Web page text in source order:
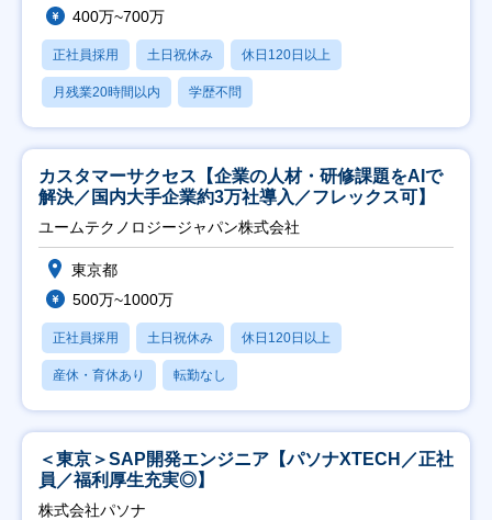
400万~700万
正社員採用 土日祝休み 休日120日以上
月残業20時間以内 学歴不問
カスタマーサクセス【企業の人材・研修課題をAIで
解決／国内大手企業約3万社導入／フレックス可】
ユームテクノロジージャパン株式会社
東京都
500万~1000万
正社員採用 土日祝休み 休日120日以上
産休・育休あり 転勤なし
＜東京＞SAP開発エンジニア【パソナXTECH／正社
員／福利厚生充実◎】
株式会社パソナ